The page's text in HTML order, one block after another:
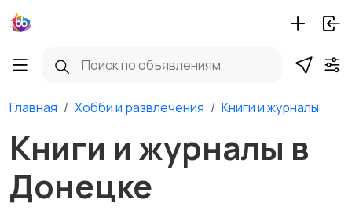
Главная Хобби и развлечения Книги и журналы
Книги и журналы в
Донецке